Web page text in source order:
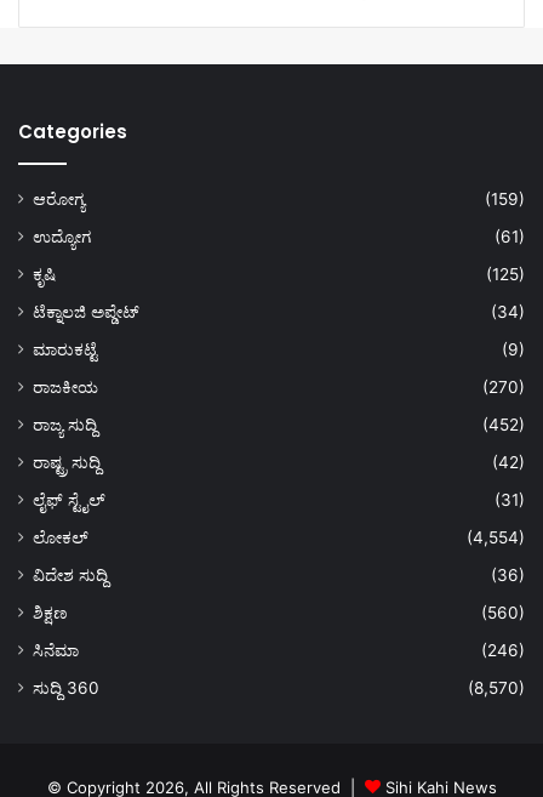
Categories
ಆರೋಗ್ಯ
(159)
ಉದ್ಯೋಗ
(61)
ಕೃಷಿ
(125)
ಟೆಕ್ನಾಲಜಿ ಅಪ್ಡೇಟ್
(34)
ಮಾರುಕಟ್ಟೆ
(9)
ರಾಜಕೀಯ
(270)
ರಾಜ್ಯ ಸುದ್ದಿ
(452)
ರಾಷ್ಟ್ರ ಸುದ್ದಿ
(42)
ಲೈಫ್ ಸ್ಟೈಲ್
(31)
ಲೋಕಲ್
(4,554)
ವಿದೇಶ ಸುದ್ದಿ
(36)
ಶಿಕ್ಷಣ
(560)
ಸಿನೆಮಾ
(246)
ಸುದ್ದಿ 360
(8,570)
© Copyright 2026, All Rights Reserved | Sihi Kahi News